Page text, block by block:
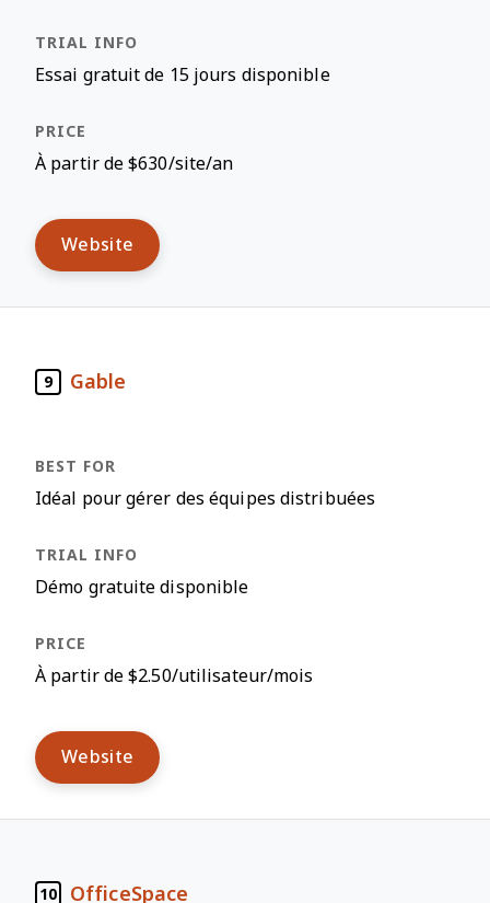
Essai gratuit de 15 jours disponible
À partir de $630/site/an
Website
9 Gable
Idéal pour gérer des équipes distribuées
Démo gratuite disponible
À partir de $2.50/utilisateur/mois
Website
10 OfficeSpace